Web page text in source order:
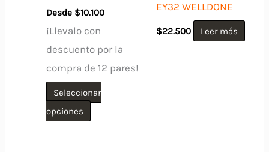
Desde $10.100
¡Llevalo con
descuento por la
compra de 12 pares!
Seleccionar
opciones
EY32 WELLDONE
$22.500 Leer más